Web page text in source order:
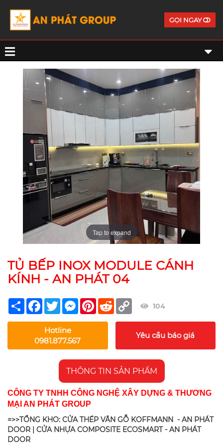
GỌI NGAY
Tap to expand
TỦ BẾP INOX MODULE CÁNH
KÍNH - AN PHÁT 04
Share Facebook
TwitterMessengerPinterest
Reddit Copy
Link
104
Hotline
0981.877.567
Yêu cầu báo giá
THÔNG TIN SẢN PHẨM
CÔNG TY TNHH CÔNG NGHỆ XÂY DỰNG & THƯƠNG
MẠI AN PHÁT GROUP
=>>TỔNG KHO: CỬA THÉP VÂN GỖ KOFFMANN - AN PHÁT
DOOR | CỬA NHỰA COMPOSITE ECOSMART - AN PHÁT
DOOR